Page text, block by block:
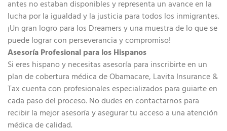
antes no estaban disponibles y representa un avance en la
lucha por la igualdad y la justicia para todos los inmigrantes.
¡Un gran logro para los Dreamers y una muestra de lo que se
puede lograr con perseverancia y compromiso!
Asesoría Profesional para los Hispanos
Si eres hispano y necesitas asesoría para inscribirte en un
plan de cobertura médica de Obamacare, Lavita Insurance &
Tax cuenta con profesionales especializados para guiarte en
cada paso del proceso. No dudes en contactarnos para
recibir la mejor asesoría y asegurar tu acceso a una atención
médica de calidad.